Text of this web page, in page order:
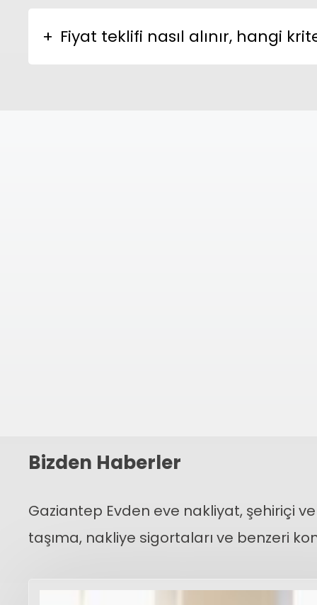
Fiyat teklifi nasıl alınır, hangi
Bizden Haberler
Gaziantep Evden eve nakliyat, şehiriçi
taşıma, nakliye sigortaları ve benzeri